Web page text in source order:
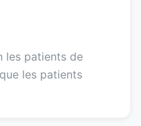
les patients de
les patients